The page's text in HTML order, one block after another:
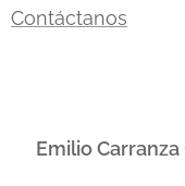
Contáctanos
Emilio